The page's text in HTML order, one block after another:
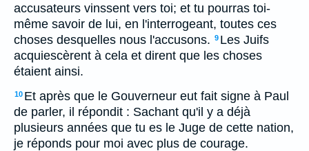
accusateurs vinssent vers toi; et tu pourras toi-
même savoir de lui, en l'interrogeant, toutes ces
choses desquelles nous l'accusons. 9 Les Juifs
acquiescèrent à cela et dirent que les choses
étaient ainsi.
10 Et après que le Gouverneur eut fait signe à Paul
de parler, il répondit : Sachant qu'il y a déjà
plusieurs années que tu es le Juge de cette nation,
je réponds pour moi avec plus de courage.